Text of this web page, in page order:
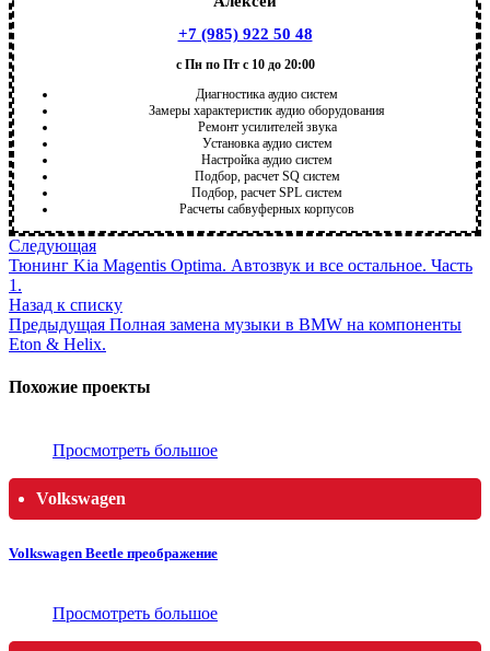
+7 (985) 922 50 48
с Пн по Пт с 10 до 20:00
Диагностика аудио систем
Замеры характеристик аудио оборудования
Ремонт усилителей звука
Установка аудио систем
Настройка аудио систем
Подбор, расчет SQ систем
Подбор, расчет SPL систем
Расчеты сабвуферных корпусов
Следующая
Тюнинг Kia Magentis Optima. Автозвук и все остальное. Часть
1.
Назад к списку
Предыдущая Полная замена музыки в BMW на компоненты
Eton & Helix.
Похожие проекты
Просмотреть большое
Volkswagen
Volkswagen Beetle преображение
Просмотреть большое